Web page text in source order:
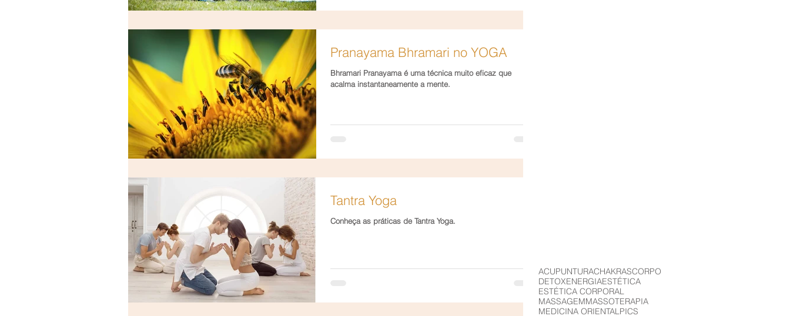
Pranayama Bhramari no YOGA
Bhramari Pranayama é uma técnica muito eficaz que
acalma instantaneamente a mente.
Tantra Yoga
Conheça as práticas de Tantra Yoga.
ACUPUNTURACHAKRASCORPO
DETOXENERGIAESTÉTICA
ESTÉTICA CORPORAL
MASSAGEMMASSOTERAPIA
MEDICINA ORIENTALPICS